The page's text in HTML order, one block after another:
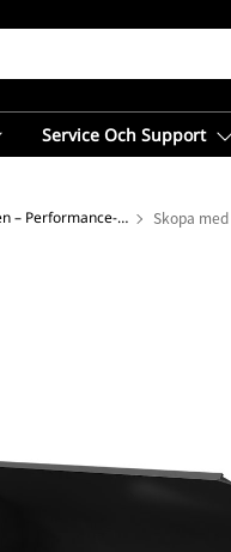
Service Och Support
Skopor med plan botten – Performance-serien Skopa